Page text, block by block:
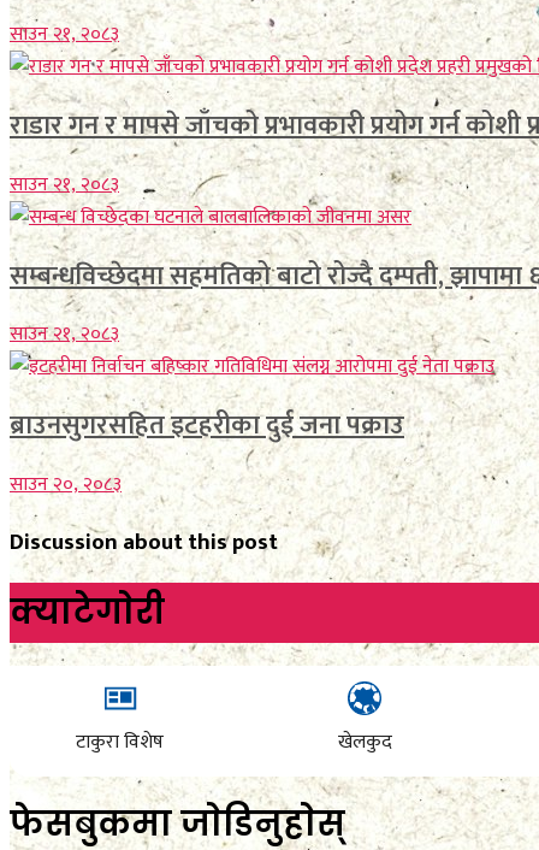
साउन २१, २०८३
राडार गन र मापसे जाँचको प्रभावकारी प्रयोग गर्न कोशी
साउन २१, २०८३
सम्बन्धविच्छेदमा सहमतिको बाटो रोज्दै दम्पती, झापामा
साउन २१, २०८३
ब्राउनसुगरसहित इटहरीका दुई जना पक्राउ
साउन २०, २०८३
Discussion about this post
क्याटेगाेरी
टाकुरा विशेष खेलकुद
फेसबुकमा जाेडिनुहाेस्